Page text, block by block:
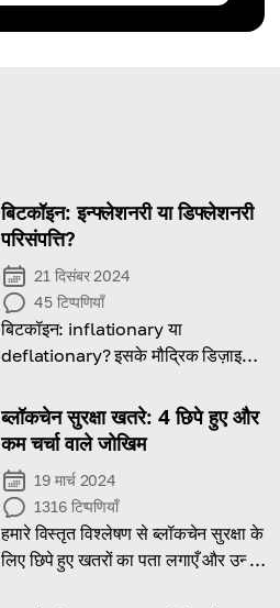
बिटकॉइन: इन्फ्लेशनरी या डिफ्लेशनरी
परिसंपत्ति?
21 दिसंबर 2024
45 टिप्पणियाँ
बिटकॉइन: inflationary या
deflationary? इसके मौद्रिक डिज़ाइन
ब्लॉकचेन सुरक्षा खतरे: 4 छिपे हुए और
कम चर्चा वाले जोखिम
19 मार्च 2024
1316 टिप्पणियाँ
हमारे विस्तृत विश्लेषण से ब्लॉकचेन सुरक्षा के
लिए छिपे हुए खतरों का पता लगाएँ और उन्हें